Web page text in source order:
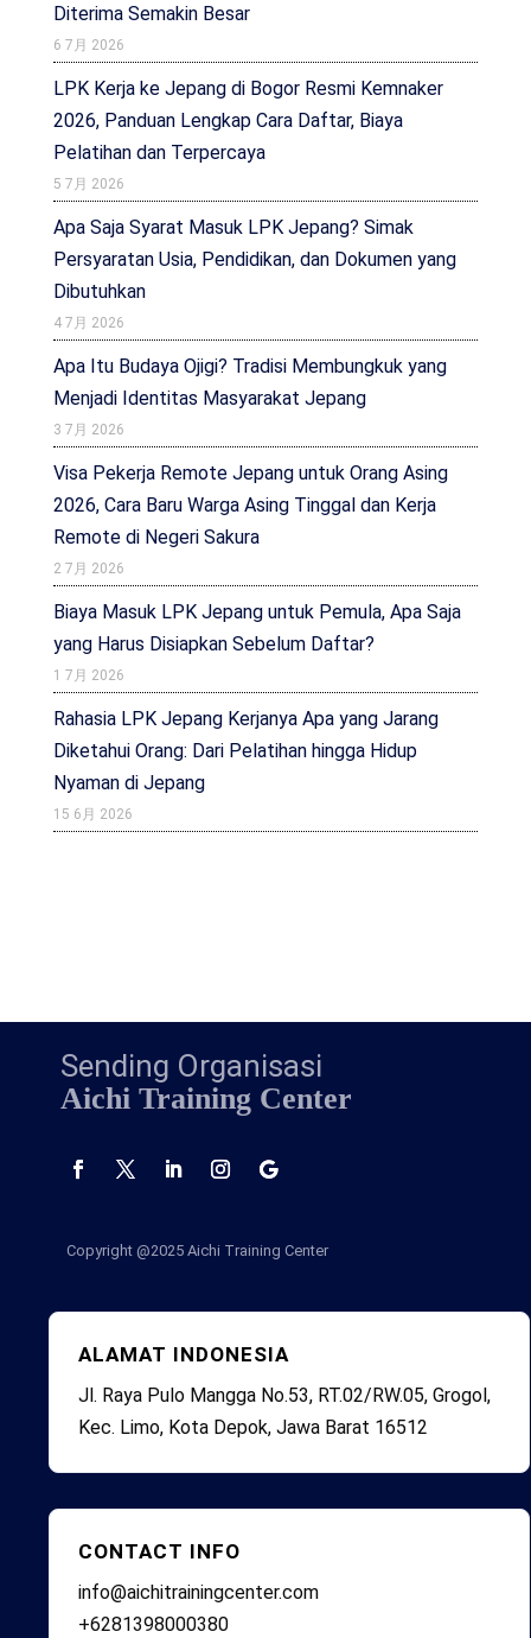
Diterima Semakin Besar
6 7月 2026
LPK Kerja ke Jepang di Bogor Resmi Kemnaker
2026, Panduan Lengkap Cara Daftar, Biaya
Pelatihan dan Terpercaya
5 7月 2026
Apa Saja Syarat Masuk LPK Jepang? Simak
Persyaratan Usia, Pendidikan, dan Dokumen yang
Dibutuhkan
4 7月 2026
Apa Itu Budaya Ojigi? Tradisi Membungkuk yang
Menjadi Identitas Masyarakat Jepang
3 7月 2026
Visa Pekerja Remote Jepang untuk Orang Asing
2026, Cara Baru Warga Asing Tinggal dan Kerja
Remote di Negeri Sakura
2 7月 2026
Biaya Masuk LPK Jepang untuk Pemula, Apa Saja
yang Harus Disiapkan Sebelum Daftar?
1 7月 2026
Rahasia LPK Jepang Kerjanya Apa yang Jarang
Diketahui Orang: Dari Pelatihan hingga Hidup
Nyaman di Jepang
15 6月 2026
Sending Organisasi
Aichi Training Center
Copyright @2025 Aichi Training Center
ALAMAT INDONESIA
Jl. Raya Pulo Mangga No.53, RT.02/RW.05, Grogol,
Kec. Limo, Kota Depok, Jawa Barat 16512
CONTACT INFO
info@aichitrainingcenter.com
+6281398000380